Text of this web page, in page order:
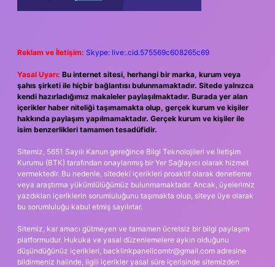
Reklam ve İletişim: Skype: live:.cid.575569c608265c69
Yasal Uyarı: Bu internet sitesi, herhangi bir marka, kurum veya
şahıs şirketi ile hiçbir bağlantısı bulunmamaktadır. Sitede yalnızca
kendi hazırladığımız makaleler paylaşılmaktadır. Burada yer alan
içerikler haber niteliği taşımamakta olup, gerçek kurum ve kişiler
hakkında paylaşım yapılmamaktadır. Gerçek kurum ve kişiler ile
isim benzerlikleri tamamen tesadüfidir.
Sitemiz, 5651 Sayılı Kanun gereğince Bilgi Teknolojileri ve İletişim
Kurumu (BTK) tarafından onaylanmış bir Yer Sağlayıcı olarak hizmet
vermektedir. Bu nedenle, sitedeki içerikleri proaktif olarak denetleme
veya araştırma yükümlülüğümüz bulunmamaktadır. Ancak, üyelerimiz
yazdıkları içeriklerin sorumluluğunu taşımakta olup, siteye üye olarak
bu sorumluluğu kabul etmiş sayılırlar.
Sitemiz, kar amacı gütmeyen ve tamamen ücretsiz bir bilgi paylaşım
platformudur. Hukuka ve yasal düzenlemelere aykırı olduğunu
düşündüğünüz içerikleri, backlinkpanelicomtr@gmail.com adresine
bildirmeniz halinde, ilgili içerikler yasal süre içerisinde sitemizden